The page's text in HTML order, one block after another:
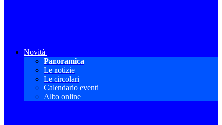
Novità
Panoramica
Le notizie
Le circolari
Calendario eventi
Albo online